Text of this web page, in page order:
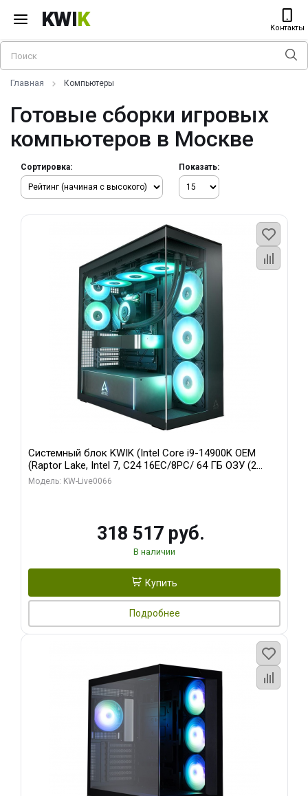
KWIK Контакты
Главная Компьютеры
Готовые сборки игровых
компьютеров в Москве
Сортировка: Показать:
Системный блок KWIK (Intel Core i9-14900K OEM
(Raptor Lake, Intel 7, C24 16EC/8PC/ 64 ГБ ОЗУ (2
модуля)/ Gigabyte RTX5080 XTREME WATERFORCE
Модель: KW-Live0066
318 517 руб.
В наличии
Купить
Подробнее